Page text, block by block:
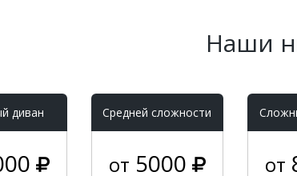
Наши
диван Средней сложности
от 5000 от